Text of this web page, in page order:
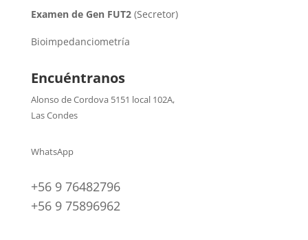
Examen de Gen FUT2(Secretor)
Bioimpedanciometría
Encuéntranos
Alonso de Cordova 5151 local 102A,
Las Condes
WhatsApp
+56 9 76482796
+56 9 75896962